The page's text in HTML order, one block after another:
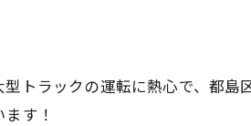
トラックの運転に熱心で、都島
す！